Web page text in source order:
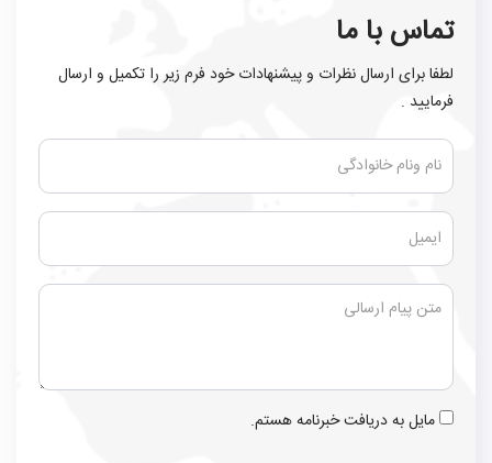
تماس با ما
لطفا برای ارسال نظرات و پیشنهادات خود فرم زیر را تکمیل و ارسال
فرمایید .
مایل به دریافت خبرنامه هستم.